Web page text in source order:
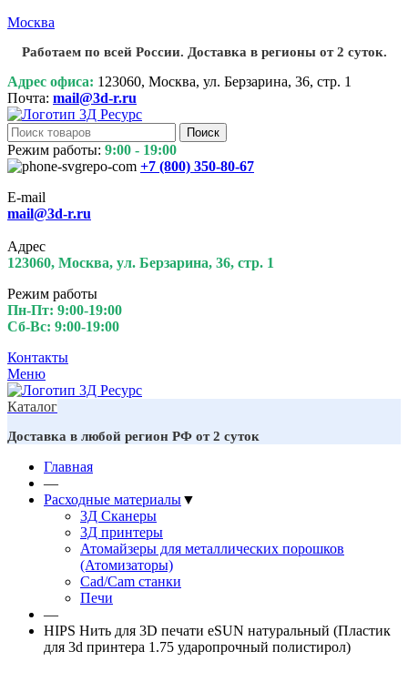
Москва
Работаем по всей России. Доставка в регионы от 2 суток.
Адрес офиса: 123060, Москва, ул. Берзарина, 36, стр. 1
Почта: mail@3d-r.ru
Поиск
Режим работы: 9:00 - 19:00
+7 (800) 350-80-67
E-mail
mail@3d-r.ru
Адрес
123060, Москва, ул. Берзарина, 36, стр. 1
Режим работы
Пн-Пт: 9:00-19:00
Сб-Вс: 9:00-19:00
Контакты
Меню
Каталог
Доставка в любой регион РФ от 2 суток
Главная
—
Расходные материалы▼
3Д Сканеры
3Д принтеры
Атомайзеры для металлических порошков
(Атомизаторы)
Cad/Cam станки
Печи
—
HIPS Нить для 3D печати eSUN натуральный (Пластик
для 3d принтера 1.75 ударопрочный полистирол)